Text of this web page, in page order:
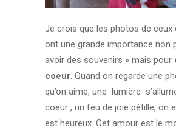
Je crois que les photos de ceux
ont une grande importance non
avoir des souvenirs » mais pour
coeur. Quand on regarde une
qu’on aime, une lumière
coeur , un feu de joie pétille, on
est heureux. Cet amour est le